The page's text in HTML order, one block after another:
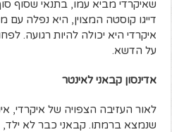
שאיקרדי מביא עמו, בתנאי שסוף
דייגו קוסטה המצוין, היא נפלה עם
איקרדי היא יכולה להיות רגועה.
על הדשא.
אדינסון קבאני לאינטר
לאור העזיבה הצפויה של איקרדי,